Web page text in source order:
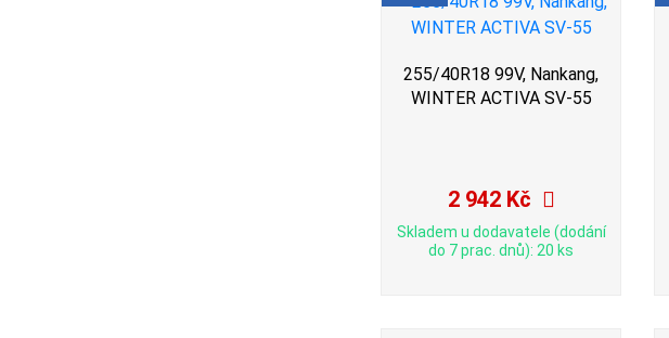
255/40R18 99V, Nankang,
WINTER ACTIVA SV-55
2 942 Kč
Skladem u dodavatele (dodání
do 7 prac. dnů): 20 ks